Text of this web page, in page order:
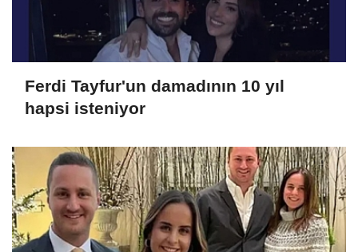
Ferdi Tayfur'un damadının 10 yıl
hapsi isteniyor